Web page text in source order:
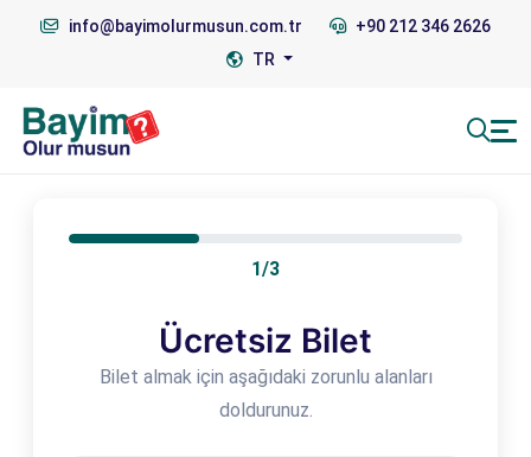
info@bayimolurmusun.com.tr
+90 212 346 2626
TR
1/3
Ücretsiz Bilet
Bilet almak için aşağıdaki zorunlu alanları
doldurunuz.